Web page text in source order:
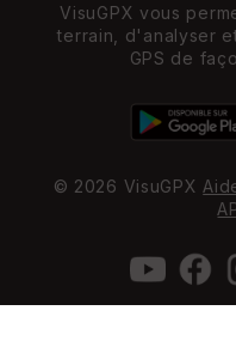
VisuGPX vous
terrain, d'analyser
GPS de
© 2026 VisuGPX